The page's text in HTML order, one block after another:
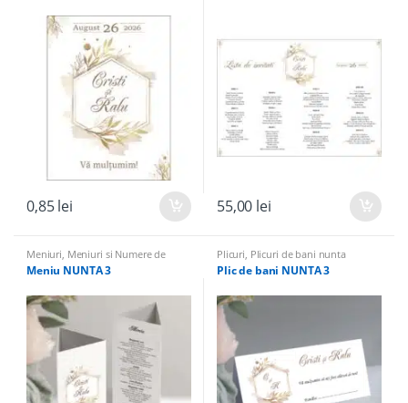
0,85lei 55,00 lei
Meniuri, Meniuri si Numere de
masa
Meniu NUNTA 3
Plicuri, Plicuri de bani nunta
Plic de bani NUNTA 3